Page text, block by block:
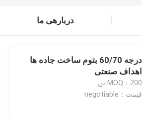
دربارهی ما
درجه 60/70 بتوم ساخت جاده ها
اهداف صنعتی
MOQ：200 تن
قیمت：negotiable